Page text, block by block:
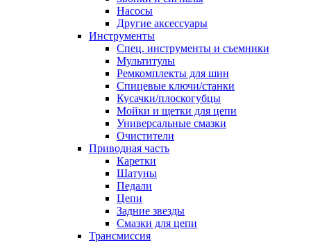
Насосы
Другие аксессуары
Инструменты
Спец. инструменты и съемники
Мультитулы
Ремкомплекты для шин
Спицевые ключи/станки
Кусачки/плоскогубцы
Мойки и щетки для цепи
Универсальные смазки
Очистители
Приводная часть
Каретки
Шатуны
Педали
Цепи
Задние звезды
Смазки для цепи
Трансмиссия